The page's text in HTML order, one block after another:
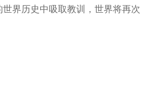
界历史中吸取教训，世界将再次